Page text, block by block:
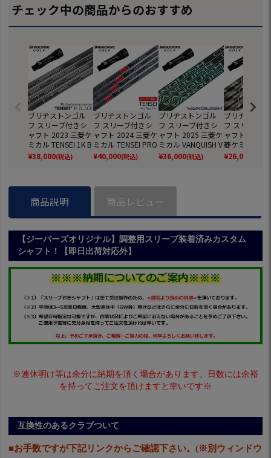
チェック中の商品からのおすすめ
ブリヂストンゴル
フ スリーブ付きシ
ャフト 2023 三菱ケ
ミカル TENSEI 1K B
lack テンセイ ワン
ケー ブラック USA
¥38,000(税込)
ブリヂストンゴル
フ スリーブ付きシ
ャフト 2024 三菱ケ
ミカル TENSEI PRO
RED 1K (B1～B4／
TOUR B／J815／J7
¥40,000(税込)
ブリヂストンゴル
フ スリーブ付きシ
ャフト 2025 三菱ケ
ミカル VANQUISH V
V ヴァンキッシュ
ヴィヴィ 日本正規
¥36,000(税込)
ブリヂストン
フ スリーブ付
ャフト 2025
菱ケミカル
rk Waves Red
リ DWレッド
¥26,000
商品説明 商品レビュー
【ジーパーズオリジナル】調整用スリーブ装着済みカスタム
シャフト！【即日出荷対応外】
※連休明け等は余分に納期を頂く場合があります。日数には余裕
を持ってご注文を頂けますと幸いです※
互換性のあるクラブついて
■お手数ですが下記リンクからご確認下さい。(※別ウィンドウ